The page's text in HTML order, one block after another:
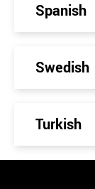
Spanish
Swedish
Turkish